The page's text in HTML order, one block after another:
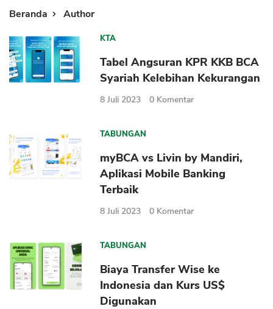
Beranda Author
KTA
Tabel Angsuran KPR KKB BCA
Syariah Kelebihan Kekurangan
8 Juli 2023 0 Komentar
TABUNGAN
myBCA vs Livin by Mandiri,
Aplikasi Mobile Banking
Terbaik
8 Juli 2023 0 Komentar
TABUNGAN
Biaya Transfer Wise ke
Indonesia dan Kurs US$
Digunakan